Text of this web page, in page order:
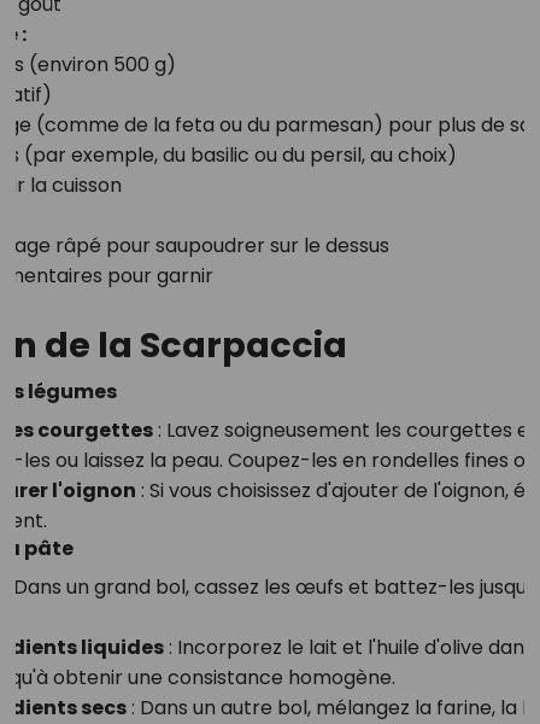
:
(environ 500 g)
(comme de la feta ou du parmesan) pour plus de
(par exemple, du basilic ou du persil, au choix)
la cuisson
râpé pour saupoudrer sur le dessus
pour garnir
de la Scarpaccia
légumes
les courgettes : Lavez soigneusement les courgettes
les ou laissez la peau. Coupez-les en rondelles fines
l'oignon : Si vous choisissez d'ajouter de l'oignon,
la pâte
: Dans un grand bol, cassez les œufs et battez-les
liquides : Incorporez le lait et l'huile d'olive
obtenir une consistance homogène.
secs : Dans un autre bol, mélangez la farine, la